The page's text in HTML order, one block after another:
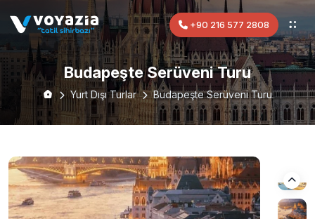
+90 216 577 2808
Budapeşte Serüveni Turu
Yurt Dışı Turlar Budapeşte Serüveni Turu